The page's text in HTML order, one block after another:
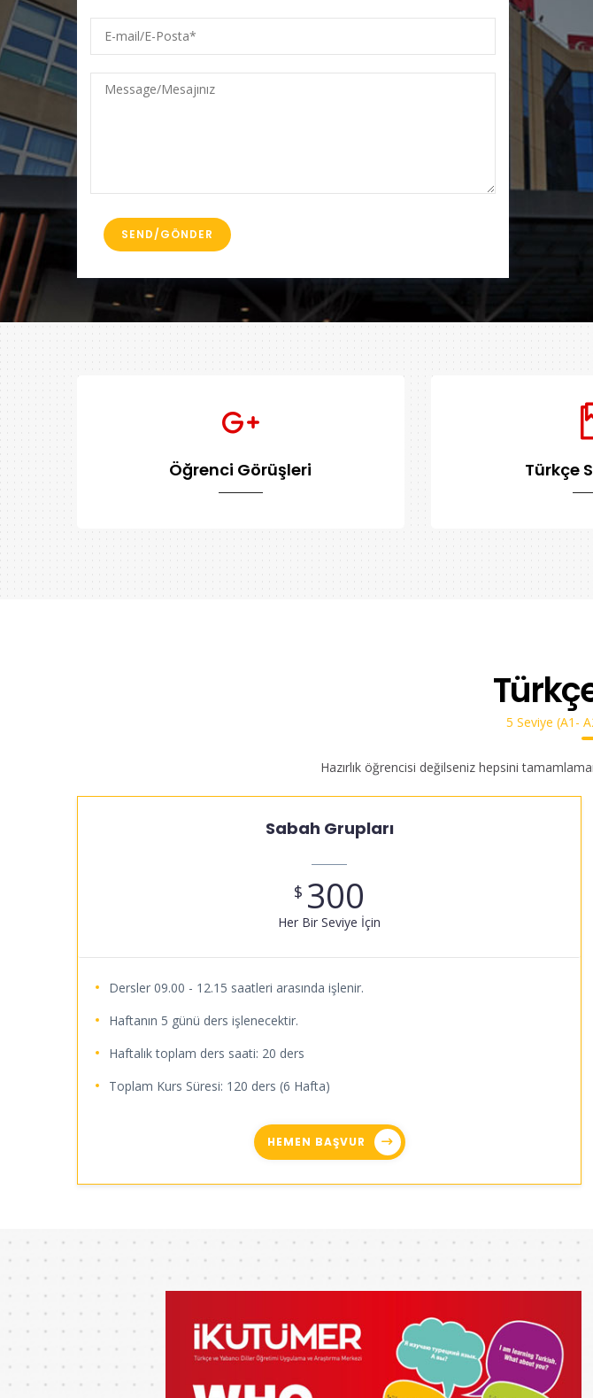
mail/E-
Posta
Message/Mesajınız
Öğrenci Görüşleri Türkçe
5 Seviye (A1-
Hazırlık öğrencisi değilseniz hepsini
Sabah Grupları
$ 300
Her Bir Seviye İçin
Dersler 09.00 - 12.15 saatleri arasında işlenir.
Haftanın 5 günü ders işlenecektir.
Haftalık toplam ders saati: 20 ders
Toplam Kurs Süresi: 120 ders (6 Hafta)
HEMEN BAŞVUR